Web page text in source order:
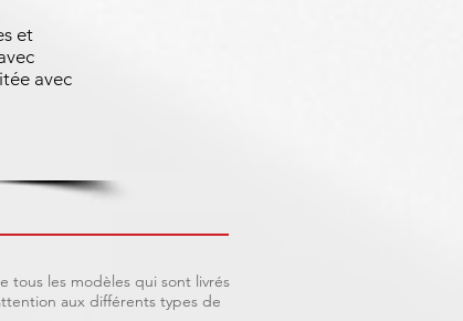
et
avec
tous les modèles qui sont livrés
aux différents types de